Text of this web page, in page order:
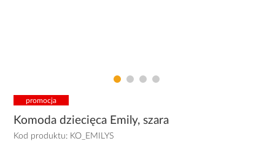
promocja
Komoda dziecięca Emily, szara
Kod produktu: KO_EMILYS